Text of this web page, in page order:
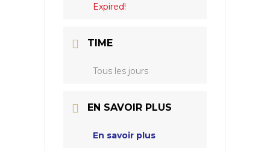
Expired!
TIME
Tous les jours
EN SAVOIR PLUS
En savoir plus